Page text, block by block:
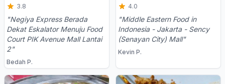
3.8
"Negiya Express Berada
Dekat Eskalator Menuju Food
Court PIK Avenue Mall Lantai
2"
Bedah P.
4.0
"Middle Eastern Food in
Indonesia - Jakarta - Sency
(Senayan City) Mall"
Kevin P.